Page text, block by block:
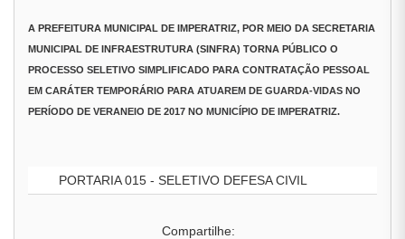
A PREFEITURA MUNICIPAL DE IMPERATRIZ, POR MEIO DA SECRETARIA
MUNICIPAL DE INFRAESTRUTURA (SINFRA) TORNA PÚBLICO O
PROCESSO SELETIVO SIMPLIFICADO PARA CONTRATAÇÃO PESSOAL
EM CARÁTER TEMPORÁRIO PARA ATUAREM DE GUARDA-VIDAS NO
PERÍODO DE VERANEIO DE 2017 NO MUNICÍPIO DE IMPERATRIZ.
PORTARIA 015 - SELETIVO DEFESA CIVIL
Compartilhe: